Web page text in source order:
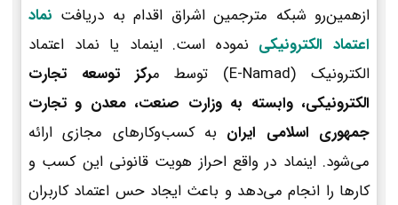
ازهمین‌رو شبکه مترجمین اشراق اقدام به دریافت نماد
اعتماد الکترونیکی نموده است. اینماد یا نماد اعتماد
الکترونیک (E-Namad) توسط م
رکز توسعه تجارت
الکترونیکی، وابسته به وزارت صنعت، معدن و تجارت
جمهوری اسلامی ایران به کسب‌وکارهای مجازی ارائه
می‌شود. اینماد در واقع احراز هویت قانونی این کسب و
کارها را انجام می‌دهد و باعث ایجاد حس اعتماد کاربران